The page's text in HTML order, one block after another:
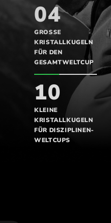
04
GROSSE K
RISTALLKUGELN F
ÜR DEN G
ESAMTWELTCUP
10
KLEINE
KRISTALLKUGELN
FÜR DISZIPLINEN-
WELTCUPS